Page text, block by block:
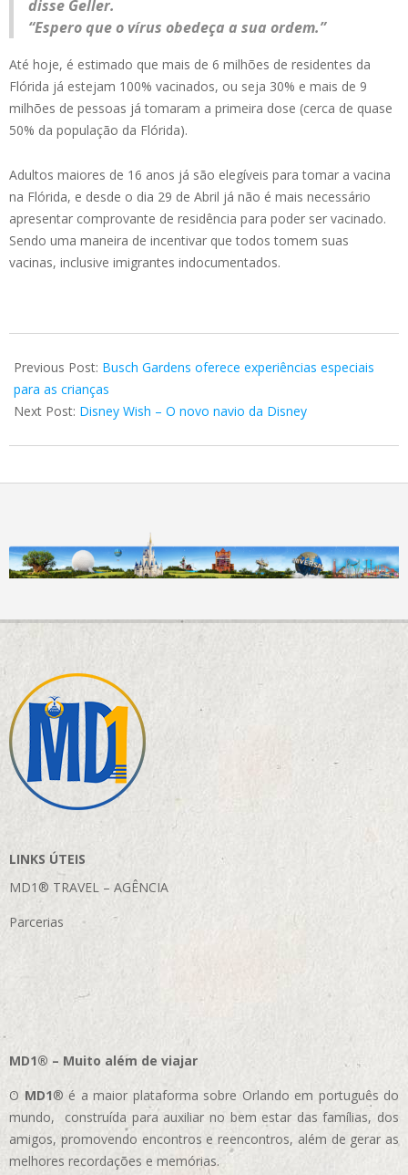
disse Geller.
“Espero que o vírus obedeça a sua ordem.”
Até hoje, é estimado que mais de 6 milhões de residentes da
Flórida já estejam 100% vacinados, ou seja 30% e mais de 9
milhões de pessoas já tomaram a primeira dose (cerca de quase
50% da população da Flórida).
Adultos maiores de 16 anos já são elegíveis para tomar a vacina
na Flórida, e desde o dia 29 de Abril já não é mais necessário
apresentar comprovante de residência para poder ser vacinado.
Sendo uma maneira de incentivar que todos tomem suas
vacinas, inclusive imigrantes indocumentados.
05-
04
Previous Post: Busch Gardens oferece experiências especiais
para as crianças
Next Post: Disney Wish – O novo navio da Disney
LINKS ÚTEIS
MD1® TRAVEL – AGÊNCIA
Parcerias
MD1® – Muito além de viajar
O MD1® é a maior plataforma sobre Orlando em português do
mundo, construída para auxiliar no bem estar das famílias, dos
amigos, promovendo encontros e reencontros, além de gerar as
melhores recordações e memórias.